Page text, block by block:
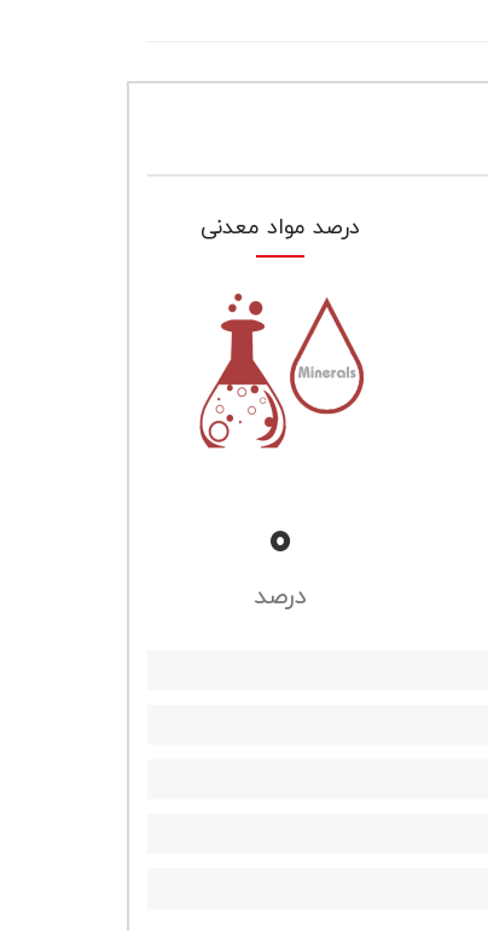
درصد مواد معدنی
0
درصد